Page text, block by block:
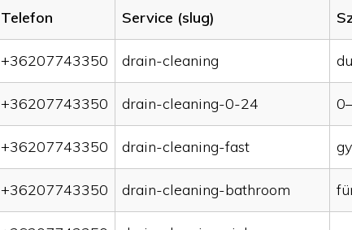
Telefon Service (slug)
+36207743350 drain-cleaning
+36207743350 drain-cleaning-0-24
+36207743350 drain-cleaning-fast
+36207743350 drain-cleaning-bathroom